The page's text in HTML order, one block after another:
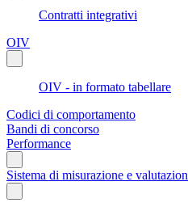
Contratti integrativi
OIV
OIV - in formato tabellare
Codici di comportamento
Bandi di concorso
Performance
Sistema di misurazione e